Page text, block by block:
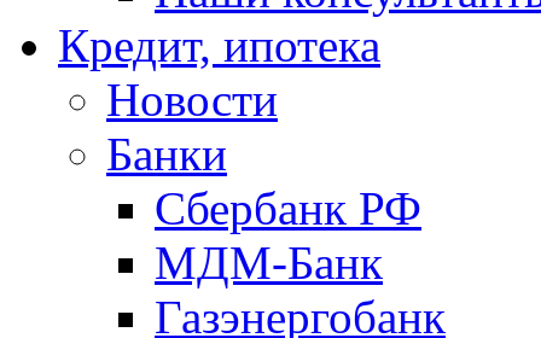
Кредит, ипотека
Новости
Банки
Сбербанк РФ
МДМ-Банк
Газэнергобанк